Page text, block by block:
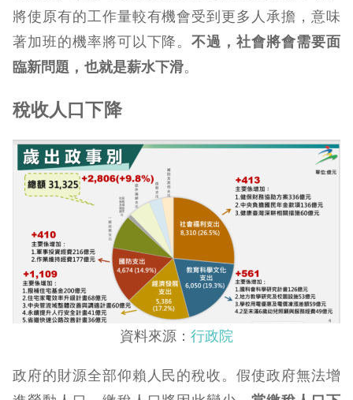
將使原有的工作量較有機會受到更多人承擔，意味
著加班的機率將可以下降。不過，社會將會需要面
臨新問題，也就是薪水下滑。
稅收人口下降
資料來源：行政院
政府的財源全部仰賴人民的稅收。假使政府無法增